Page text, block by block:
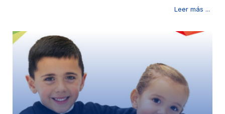
Leer más ...